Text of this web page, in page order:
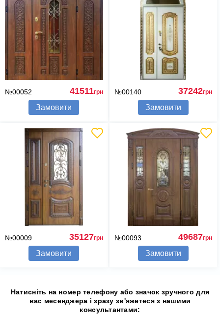
№00052 41511грн
Замовити
№00140 37242грн
Замовити
№00009 35127грн
Замовити
№00093 49687грн
Замовити
Натисніть на номер телефону або значок зручного для
вас месенджера і зразу зв'яжетеся з нашими
консультантами: